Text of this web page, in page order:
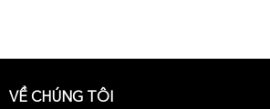
VỀ CHÚNG TÔI